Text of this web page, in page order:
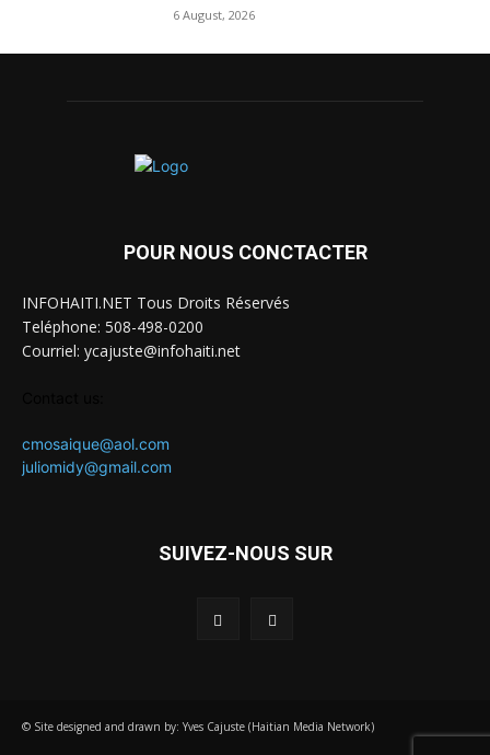
6 August, 2026
POUR NOUS CONCTACTER
INFOHAITI.NET Tous Droits Réservés
Teléphone: 508-498-0200
Courriel: ycajuste@infohaiti.net
cmosaique@aol.com
juliomidy@gmail.com
SUIVEZ-NOUS SUR
© Site designed and drawn by: Yves Cajuste (Haitian Media Network)